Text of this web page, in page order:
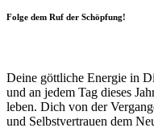
Folge dem Ruf der Schöpfung!
Deine göttliche Energie in
und an jedem Tag dieses
leben. Dich von der
und Selbstvertrauen dem